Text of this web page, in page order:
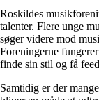
Roskildes
talenter. Flere unge
søger videre mod
Foreningerne
finde sin stil og få
Samtidig er der